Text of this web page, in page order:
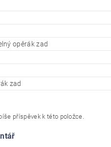
opěrák zad
zad
příspěvek k této položce.